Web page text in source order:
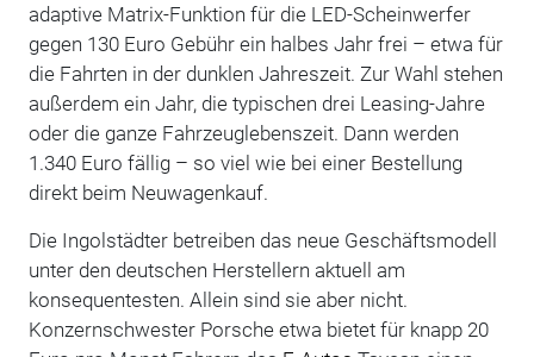
adaptive Matrix-Funktion für die LED-Scheinwerfer
gegen 130 Euro Gebühr ein halbes Jahr frei – etwa für
die Fahrten in der dunklen Jahreszeit. Zur Wahl stehen
außerdem ein Jahr, die typischen drei Leasing-Jahre
oder die ganze Fahrzeuglebenszeit. Dann werden
1.340 Euro fällig – so viel wie bei einer Bestellung
direkt beim Neuwagenkauf.
Die Ingolstädter betreiben das neue Geschäftsmodell
unter den deutschen Herstellern aktuell am
konsequentesten. Allein sind sie aber nicht.
Konzernschwester Porsche etwa bietet für knapp 20